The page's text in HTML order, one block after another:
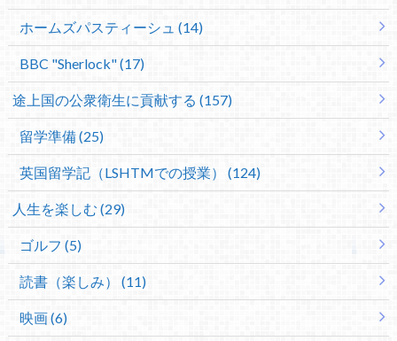
ホームズパスティーシュ (14)
BBC "Sherlock" (17)
途上国の公衆衛生に貢献する (157)
留学準備 (25)
英国留学記（LSHTMでの授業） (124)
人生を楽しむ (29)
ゴルフ (5)
読書（楽しみ） (11)
映画 (6)